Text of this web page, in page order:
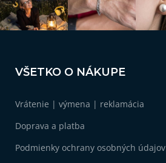
VŠETKO O NÁKUPE
Vrátenie | výmena | reklamácia
Doprava a platba
Podmienky ochrany osobných údajov